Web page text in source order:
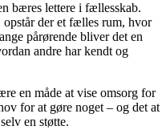
bæres lettere i fællesskab.
der et fælles rum, hvor
pårørende bliver det en
andre har kendt og
en måde at vise omsorg for
for at gøre noget – og det at
en støtte.